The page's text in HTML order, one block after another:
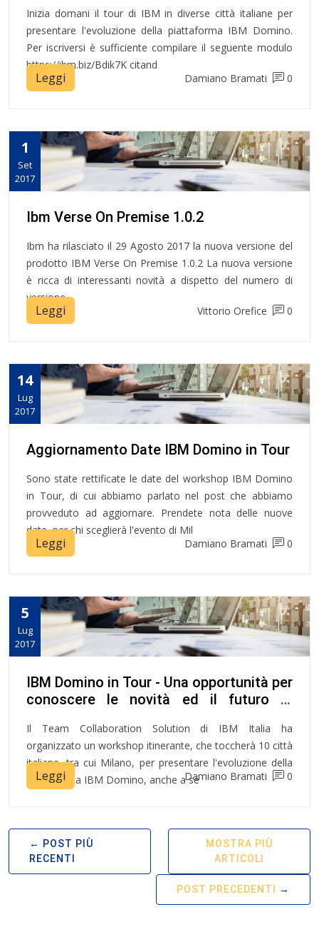
Inizia domani il tour di IBM in diverse città italiane per
presentare l'evoluzione della piattaforma IBM Domino.
Per iscriversi è sufficiente compilare il seguente modulo
https://ibm.biz/Bdik7K citand
Leggi Damiano Bramati 0
1
Set
2017
Ibm Verse On Premise 1.0.2
Ibm ha rilasciato il 29 Agosto 2017 la nuova versione del
prodotto IBM Verse On Premise 1.0.2 La nuova versione
è ricca di interessanti novità a dispetto del numero di
versione
Leggi Vittorio Orefice 0
14
Lug
2017
Aggiornamento Date IBM Domino in Tour
Sono state rettificate le date del workshop IBM Domino
in Tour, di cui abbiamo parlato nel post che abbiamo
provveduto ad aggiornare. Prendete nota delle nuove
date, per chi sceglierà l'evento di Mil
Leggi Damiano Bramati 0
5
Lug
2017
IBM Domino in Tour - Una opportunità per
conoscere le novità ed il futuro di
Il Team Collaboration Solution di IBM Italia ha
organizzato un workshop itinerante, che toccherà 10 città
italiane, tra cui Milano, per presentare l'evoluzione della
piattaforma IBM Domino, anche a se
Leggi Damiano Bramati 0
POST PIÙ
RECENTI
MOSTRA PIÙ
ARTICOLI
POST PRECEDENTI